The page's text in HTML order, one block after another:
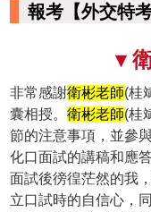
報考【外交特
▾
非常感謝衛彬老師(桂
囊相授。衛彬老師(桂
節的注意事項，並參
化口面試的講稿和應
面試後徬徨茫然的我
立口試時的自信心，